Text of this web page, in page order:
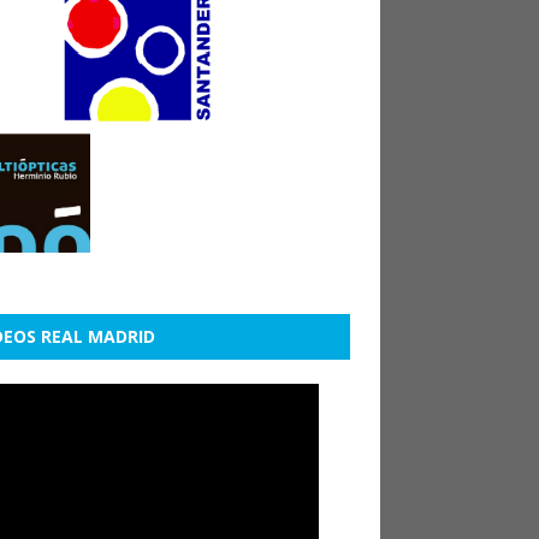
REAL MADRID